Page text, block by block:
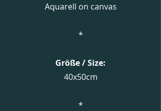
Aquarell on canvas
*
Größe / Size:
40x50cm
*